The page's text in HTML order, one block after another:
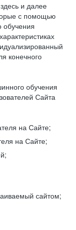
и далее
с помощью
обучения
конечного
обучения
Сайта
на Сайте;
на Сайте;
сайтом;